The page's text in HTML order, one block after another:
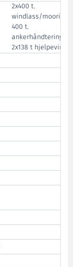
2x400 t.
windlass/
400 t.
2x138 t